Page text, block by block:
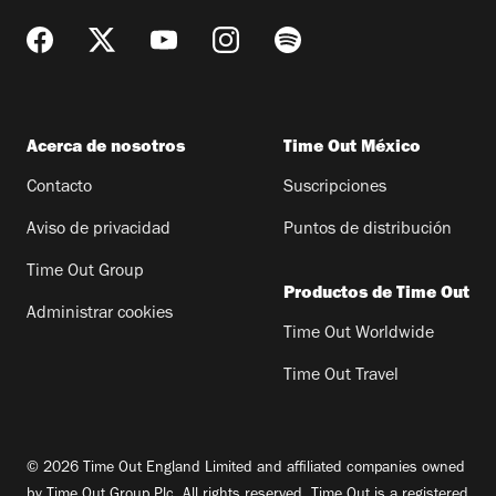
Acerca de nosotros
Contacto
Aviso de privacidad
Time Out Group
Administrar cookies
Time Out México
Suscripciones
Puntos de distribución
Productos de Time Out
Time Out Worldwide
Time Out Travel
© 2026 Time Out England Limited and affiliated companies owned